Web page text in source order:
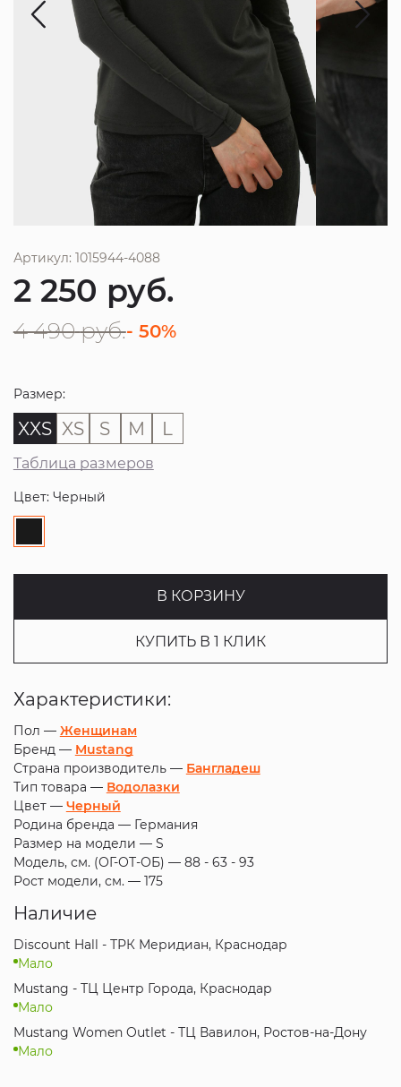
Артикул: 1015944-4088
2 250 руб.
4 490 руб.- 50%
Размер:
XXS XS S M L
Таблица размеров
Цвет: Черный
В КОРЗИНУ
КУПИТЬ В 1 КЛИК
Характеристики:
Пол — Женщинам
Бренд — Mustang
Страна производитель — Бангладеш
Тип товара — Водолазки
Цвет — Черный
Родина бренда — Германия
Размер на модели — S
Модель, см. (ОГ-ОТ-ОБ) — 88 - 63 - 93
Рост модели, см. — 175
Наличие
Discount Hall - ТРК Меридиан, Краснодар
Мало
Mustang - ТЦ Центр Города, Краснодар
Мало
Mustang Women Outlet - ТЦ Вавилон, Ростов-на-Дону
Мало